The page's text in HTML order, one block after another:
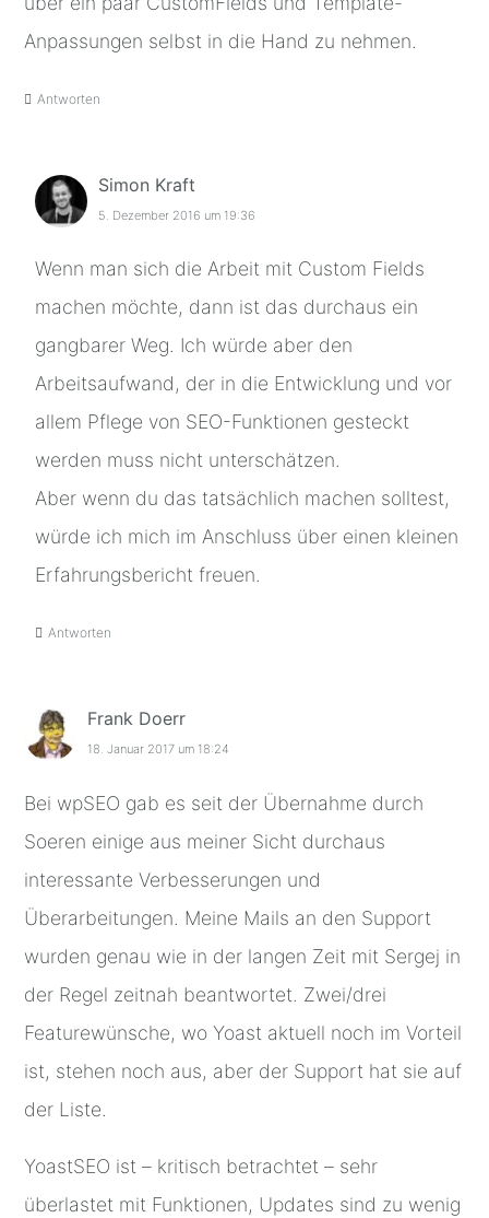
Anpassungen selbst in die Hand zu nehmen.
Antworten
Simon Kraft
5. Dezember 2016 um 19:36
Wenn man sich die Arbeit mit Custom Fields
machen möchte, dann ist das durchaus ein
gangbarer Weg. Ich würde aber den
Arbeitsaufwand, der in die Entwicklung und vor
allem Pflege von SEO-Funktionen gesteckt
werden muss nicht unterschätzen.
Aber wenn du das tatsächlich machen solltest,
würde ich mich im Anschluss über einen kleinen
Erfahrungsbericht freuen.
Antworten
Frank Doerr
18. Januar 2017 um 18:24
Bei wpSEO gab es seit der Übernahme durch
Soeren einige aus meiner Sicht durchaus
interessante Verbesserungen und
Überarbeitungen. Meine Mails an den Support
wurden genau wie in der langen Zeit mit Sergej in
der Regel zeitnah beantwortet. Zwei/drei
Featurewünsche, wo Yoast aktuell noch im Vorteil
ist, stehen noch aus, aber der Support hat sie auf
der Liste.
YoastSEO ist – kritisch betrachtet – sehr
überlastet mit Funktionen, Updates sind zu wenig